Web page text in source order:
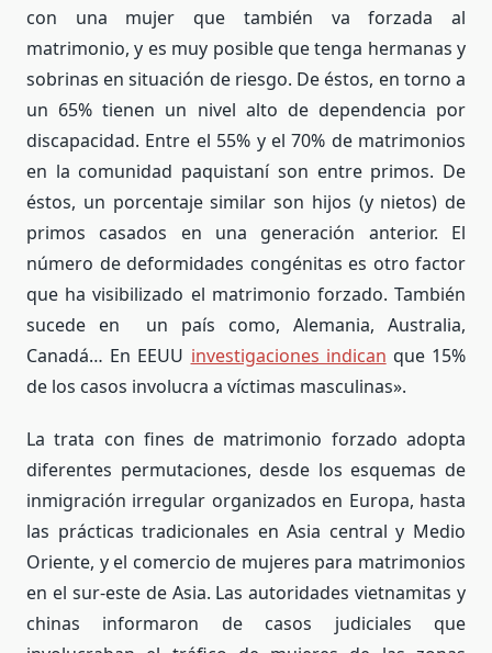
con una mujer que también va forzada al
matrimonio, y es muy posible que tenga hermanas y
sobrinas en situación de riesgo. De éstos, en torno a
un 65% tienen un nivel alto de dependencia por
discapacidad. Entre el 55% y el 70% de matrimonios
en la comunidad paquistaní son entre primos. De
éstos, un porcentaje similar son hijos (y nietos) de
primos casados en una generación anterior. El
número de deformidades congénitas es otro factor
que ha visibilizado el matrimonio forzado. También
sucede en un país como, Alemania, Australia,
Canadá… En EEUU investigaciones indican que 15%
de los casos involucra a víctimas masculinas».
La trata con fines de matrimonio forzado adopta
diferentes permutaciones, desde los esquemas de
inmigración irregular organizados en Europa, hasta
las prácticas tradicionales en Asia central y Medio
Oriente, y el comercio de mujeres para matrimonios
en el sur-este de Asia. Las autoridades vietnamitas y
chinas informaron de casos judiciales que